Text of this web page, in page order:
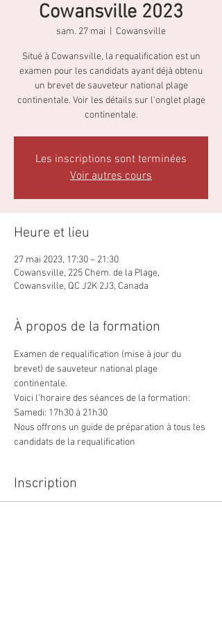
Cowansville 2023
sam. 27 mai Cowansville
Situé à Cowansville, la requalification est un
examen pour les candidats ayant déjà obtenu
un brevet de sauveteur national plage
continentale. Voir les détails sur l'onglet plage
continentale.
Les inscriptions sont terminées
Voir autres cours
Heure et lieu
27 mai 2023, 17:30 – 21:30
Cowansville, 225 Chem. de la Plage,
Cowansville, QC J2K 2J3, Canada
À propos de la formation
Examen de requalification (mise à jour du
brevet) de sauveteur national plage
continentale.
Voici l'horaire des séances de la formation:
Samedi: 17h30 à 21h30
Nous offrons un guide de préparation à tous les
candidats de la requalification
Inscription